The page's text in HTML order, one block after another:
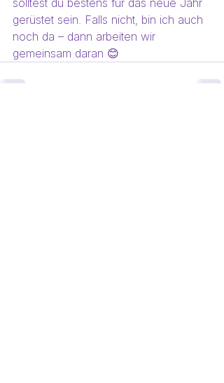
gerüstet sein. Falls nicht, bin ich auch
noch da – dann arbeiten wir
gemeinsam daran 😊